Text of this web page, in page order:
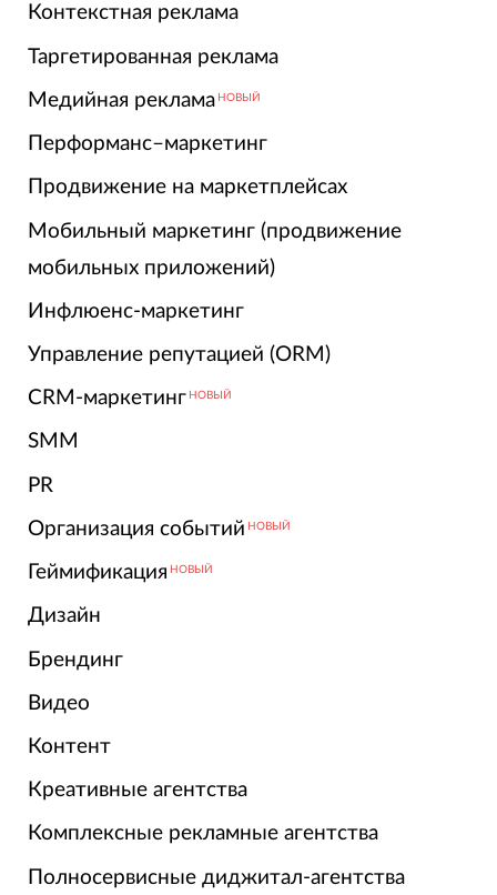
Контекстная реклама
Таргетированная реклама
Медийная реклама НОВЫЙ
Перформанс–маркетинг
Продвижение на маркетплейсах
Мобильный маркетинг (продвижение
мобильных приложений)
Инфлюенс-маркетинг
Управление репутацией (ORM)
CRM-маркетинг НОВЫЙ
SMM
PR
Организация событий НОВЫЙ
Геймификация НОВЫЙ
Дизайн
Брендинг
Видео
Контент
Креативные агентства
Комплексные рекламные агентства
Полносервисные диджитал-агентства